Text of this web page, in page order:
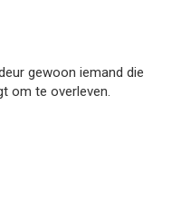
gewoon iemand die
om te overleven.